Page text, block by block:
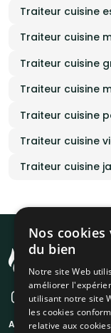
Traiteur cuisine
Traiteur cuisine
Traiteur cuisine
Traiteur cuisine
Traiteur cuisine
Traiteur cuisine
Traiteur cuisine
A propos
Nos
du bien
Notre site Web
améliorer
utilisant notre site
les cookies
relative aux